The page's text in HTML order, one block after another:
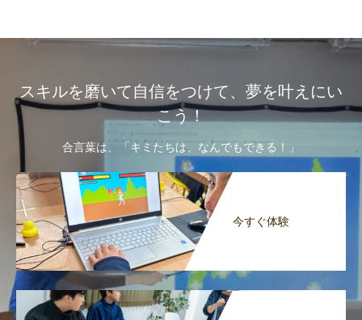
スキルを磨いて自信をつけて、夢を叶えにい
こう！
合言葉は、「キミたちは、なんでもできる！」
今すぐ体験